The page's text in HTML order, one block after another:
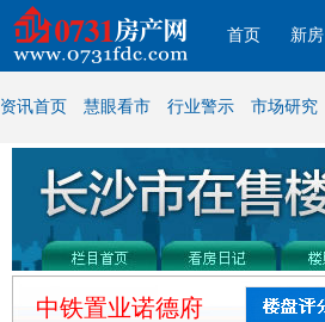
首页 新房
资讯首页 慧眼看市 行业警示 市场研究
中铁置业诺德府